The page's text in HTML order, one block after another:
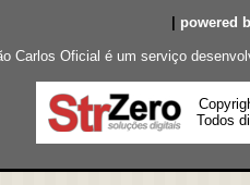
powered
Carlos Oficial é um serviço
Todos